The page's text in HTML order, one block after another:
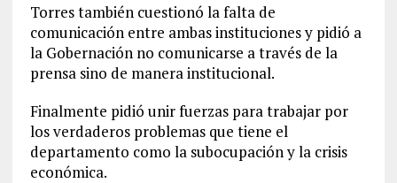
Torres también cuestionó la falta de
comunicación entre ambas instituciones y pidió a
la Gobernación no comunicarse a través de la
prensa sino de manera institucional.
Finalmente pidió unir fuerzas para trabajar por
los verdaderos problemas que tiene el
departamento como la subocupación y la crisis
económica.